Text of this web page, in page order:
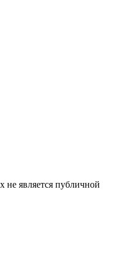
не является публичной